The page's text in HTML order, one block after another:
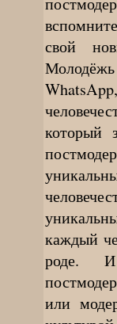
свой
который
каждый
роде. И
или